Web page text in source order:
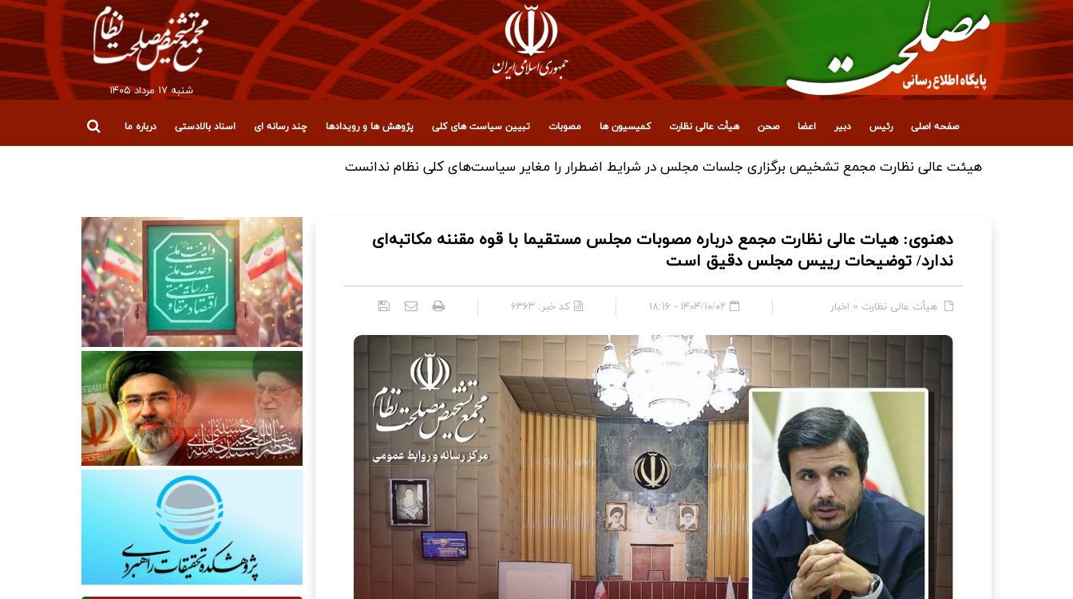
شنبه ۱۷ مرداد ۱۴۰۵
صفحه اصلی رئیس دبیر اعضا صحن هیأت عالی نظارت کمیسیون ها مصوبات تبیین سیاست های کلی پژوهش ها و رویدادها چند رسانه ای اسناد بالادستی درباره ما
هیئت عالی نظارت مجمع تشخیص برگزاری جلسات مجلس در شرایط اضطرار را مغایر سیاست‌های کلی نظام ندانست
دهنوی: هیات عالی نظارت مجمع درباره مصوبات مجلس مستقیما با قوه مقننه مکاتبه‌ای
ندارد/ توضیحات رییس مجلس دقیق است
هیأت عالی نظارت » اخبار ۱۴۰۴/۱۰/۰۲ - ۱۸:۱۶ کد خبر: ۶۳۶۳